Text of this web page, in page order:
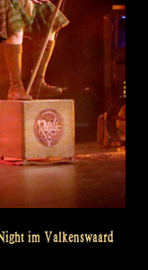
im Valkenswaard